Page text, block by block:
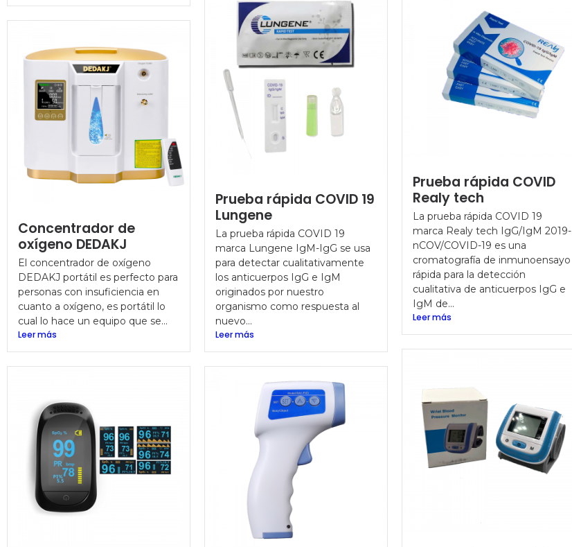
Prueba rápida COVID
Realy tech
La prueba rápida COVID 19
marca Realy tech IgG/IgM 2019-
nCOV/COVID-19 es una
cromatografía de inmunoensayo
rápida para la detección
cualitativa de anticuerpos IgG e
IgM de...
Leer más
Prueba rápida COVID 19
Lungene
La prueba rápida COVID 19
marca Lungene IgM-IgG se usa
para detectar cualitativamente
los anticuerpos IgG e IgM
originados por nuestro
organismo como respuesta al
nuevo...
Leer más
Concentrador de
oxígeno DEDAKJ
El concentrador de oxígeno
DEDAKJ portátil es perfecto para
personas con insuficiencia en
cuanto a oxígeno, es portátil lo
cual lo hace un equipo que se...
Leer más